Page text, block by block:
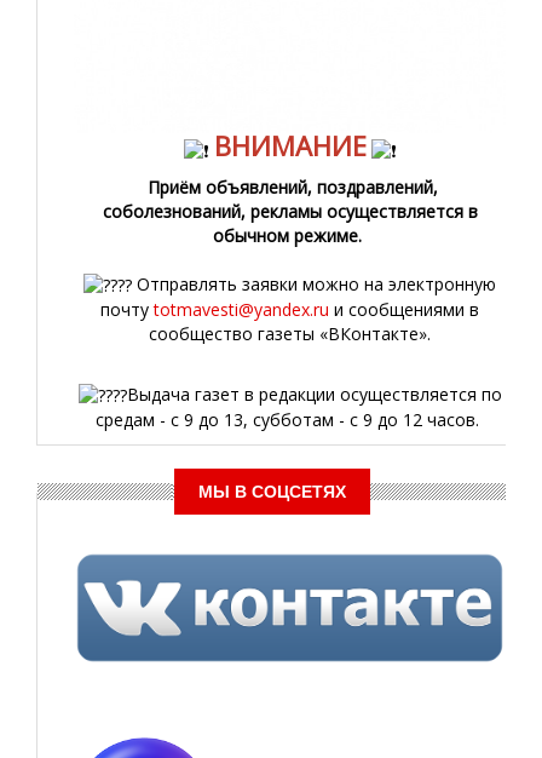
ВНИМАНИЕ
Приём объявлений, поздравлений,
соболезнований, рекламы осуществляется в
обычном режиме.
Отправлять заявки можно на электронную
почтуtotmavesti@yandex.ru и сообщениями в
сообщество газеты «ВКонтакте».
Выдача газет в редакции осуществляется по
средам - с 9 до 13, субботам - с 9 до 12 часов.
МЫ В СОЦСЕТЯХ